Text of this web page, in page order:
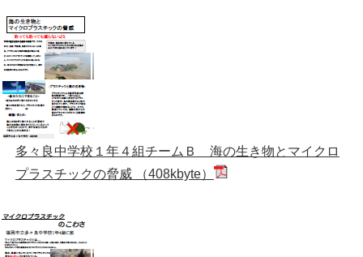
多々良中学校１年４組チームＢ 海の生き物とマイクロ
プラスチックの脅威 （408kbyte）